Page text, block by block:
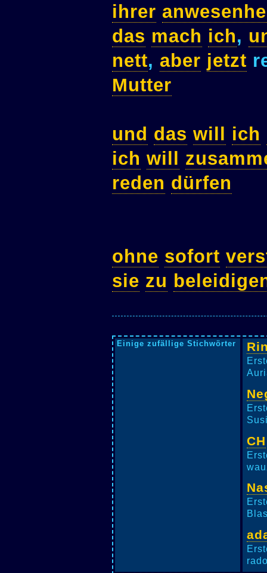
ihrer
das mach ich,
nett, aber jetzt
Mutter
und das will ich
ich will
reden dürfen
ohne sofort
sie zu
Einige zufällige Stichwörter
CH